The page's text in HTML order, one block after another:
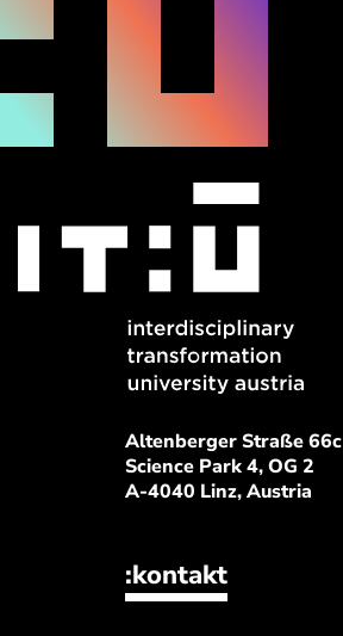
Altenberger Straße 66c
Science Park 4, OG 2
A-4040 Linz, Austria
:kontakt